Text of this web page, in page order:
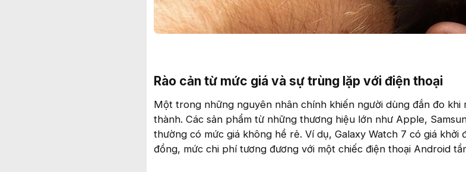
Rào cản từ mức giá và sự trùng lặp với điện thoại​
Một trong những nguyên nhân chính khiến người dùng đắn đo khi
thành. Các sản phẩm từ những thương hiệu lớn như Apple,
thường có mức giá không hề rẻ. Ví dụ, Galaxy Watch 7 có giá khởi
đồng, mức chi phí tương đương với một chiếc điện thoại Android